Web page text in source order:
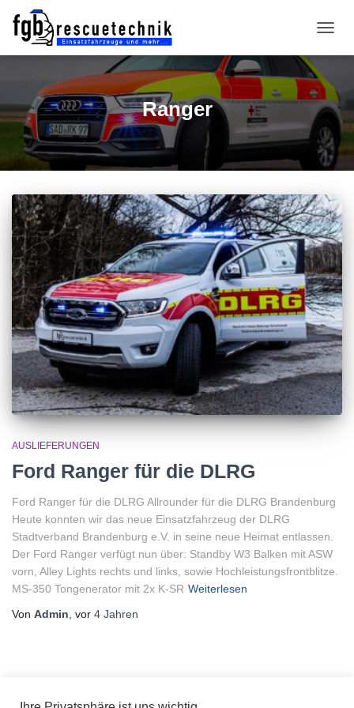
Ranger
AUSLIEFERUNGEN
Ford Ranger für die DLRG
Ford Ranger für die DLRG Allrounder für die DLRG Brandenburg
Heute konnten wir das neue Einsatzfahrzeug der DLRG
Stadtverband Brandenburg e.V. in seine neue Heimat entlassen.
Der Ford Ranger verfügt nun über: Standby W3 Balken mit ASW
vorn, Alley Lights rechts und links, sowie Hochleistungsfrontblitze.
MS-350 Tongenerator mit 2x K-SR Weiterlesen
Von Admin , vor 4 Jahren